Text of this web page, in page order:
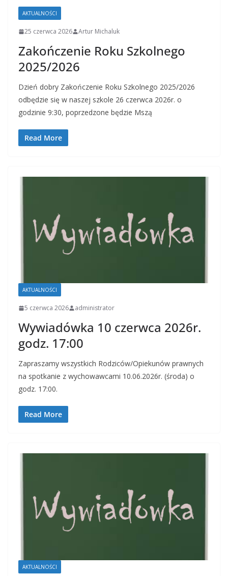
AKTUALNOŚCI
25 czerwca 2026 Artur Michaluk
Zakończenie Roku Szkolnego
2025/2026
Dzień dobry Zakończenie Roku Szkolnego 2025/2026
odbędzie się w naszej szkole 26 czerwca 2026r. o
godzinie 9:30, poprzedzone będzie Mszą
Read More
AKTUALNOŚCI
5 czerwca 2026 administrator
Wywiadówka 10 czerwca 2026r.
godz. 17:00
Zapraszamy wszystkich Rodziców/Opiekunów prawnych
na spotkanie z wychowawcami 10.06.2026r. (środa) o
godz. 17:00.
Read More
AKTUALNOŚCI